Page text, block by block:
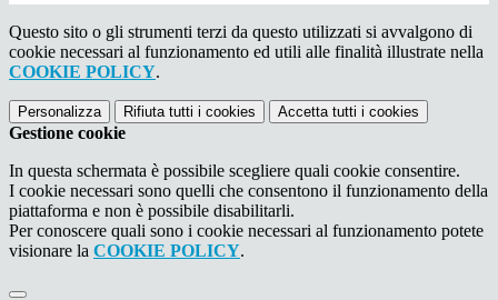
Questo sito o gli strumenti terzi da questo utilizzati si avvalgono di
cookie necessari al funzionamento ed utili alle finalità illustrate nella
COOKIE POLICY.
Personalizza Rifiuta tutti i cookies Accetta tutti i cookies
Gestione cookie
In questa schermata è possibile scegliere quali cookie consentire.
I cookie necessari sono quelli che consentono il funzionamento della
piattaforma e non è possibile disabilitarli.
Per conoscere quali sono i cookie necessari al funzionamento potete
visionare la COOKIE POLICY.